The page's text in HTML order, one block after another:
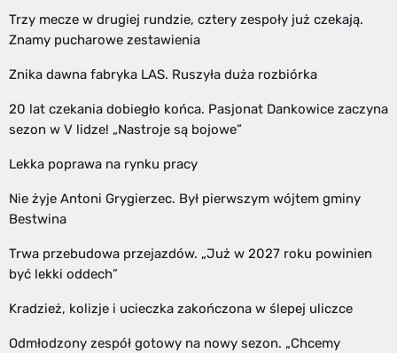
Trzy mecze w drugiej rundzie, cztery zespoły już czekają.
Znamy pucharowe zestawienia
Znika dawna fabryka LAS. Ruszyła duża rozbiórka
20 lat czekania dobiegło końca. Pasjonat Dankowice zaczyna
sezon w V lidze! „Nastroje są bojowe”
Lekka poprawa na rynku pracy
Nie żyje Antoni Grygierzec. Był pierwszym wójtem gminy
Bestwina
Trwa przebudowa przejazdów. „Już w 2027 roku powinien
być lekki oddech”
Kradzież, kolizje i ucieczka zakończona w ślepej uliczce
Odmłodzony zespół gotowy na nowy sezon. „Chcemy